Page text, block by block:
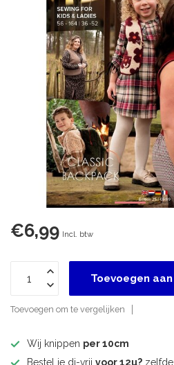
€6,99 Incl. btw
Toevoegen
Toevoegen om te vergelijken
Wij knippen per 10cm
Bestel je di-vrij voor 12u?